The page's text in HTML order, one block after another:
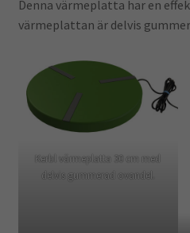
Denna värmeplatta har en
värmeplattan är delvis
Kerbl värmeplatta 30 cm med
delvis gummerad ovandel.